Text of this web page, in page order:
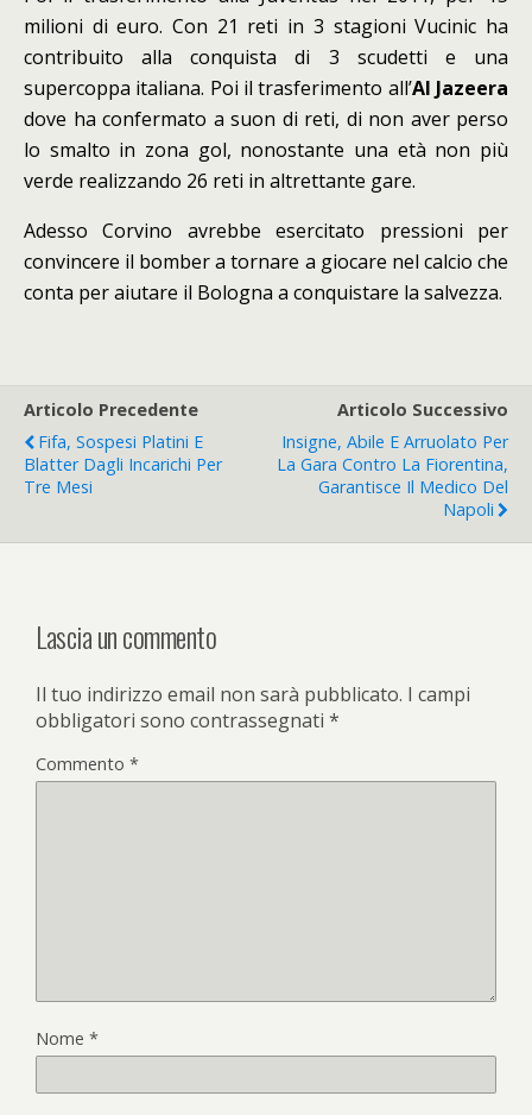
milioni di euro. Con 21 reti in 3 stagioni Vucinic ha
contribuito alla conquista di 3 scudetti e una
supercoppa italiana. Poi il trasferimento all’Al Jazeera
dove ha confermato a suon di reti, di non aver perso
lo smalto in zona gol, nonostante una età non più
verde realizzando 26 reti in altrettante gare.
Adesso Corvino avrebbe esercitato pressioni per
convincere il bomber a tornare a giocare nel calcio che
conta per aiutare il Bologna a conquistare la salvezza.
Articolo Precedente
Fifa, Sospesi Platini E
Blatter Dagli Incarichi Per
Tre Mesi
Articolo Successivo
Insigne, Abile E Arruolato Per
La Gara Contro La Fiorentina,
Garantisce Il Medico Del
Napoli
Lascia un commento
Il tuo indirizzo email non sarà pubblicato. I campi
obbligatori sono contrassegnati *
Commento *
Nome *